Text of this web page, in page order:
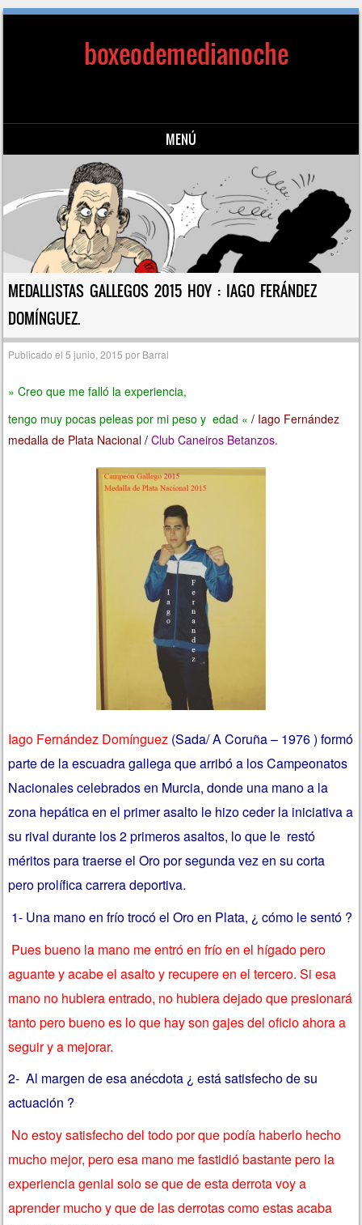
boxeodemedianoche
MENÚ
Saltar al contenido
MEDALLISTAS GALLEGOS 2015 HOY : IAGO FERÁNDEZ
DOMÍNGUEZ.
Publicado el5 junio, 2015 por Barral
» Creo que me falló la experiencia,
tengo muy pocas peleas por mi peso y edad « / Iago Fernández
medalla de Plata Nacional /Club Caneiros Betanzos.
Iago Fernández Domínguez (Sada/ A Coruña – 1976 ) formó
parte de la escuadra gallega que arribó a los Campeonatos
Nacionales celebrados en Murcia, donde una mano a la
zona hepática en el primer asalto le hizo ceder la iniciativa a
su rival durante los 2 primeros asaltos, lo que le restó
méritos para traerse el Oro por segunda vez en su corta
pero prolífica carrera deportiva.
1- Una mano en frío trocó el Oro en Plata, ¿ cómo le sentó ?
Pues bueno la mano me entró en frío en el hígado pero
aguante y acabe el asalto y recupere en el tercero. Si esa
mano no hubiera entrado, no hubiera dejado que presionará
tanto pero bueno es lo que hay son gajes del oficio ahora a
seguir y a mejorar.
2- Al margen de esa anécdota ¿ está satisfecho de su
actuación ?
No estoy satisfecho del todo por que podía haberlo hecho
mucho mejor, pero esa mano me fastidió bastante pero la
experiencia genial solo se que de esta derrota voy a
aprender mucho y que de las derrotas como estas acaba